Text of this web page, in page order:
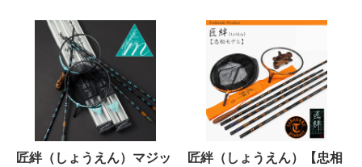
匠絆（しょうえん）マジッ
匠絆（しょうえん）【忠相